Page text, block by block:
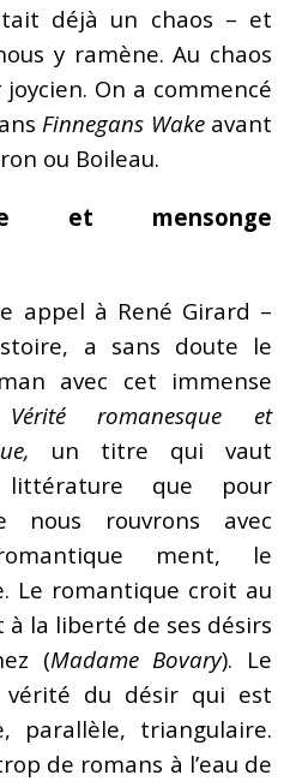
déjà un chaos – et
y ramène. Au chaos
joycien. On a commencé
Finnegans Wakeavant
ou Boileau.
et mensonge
appel à René Girard –
a sans doute le
avec cet immense
romanesque et
un titre qui vaut
que pour
nous rouvrons avec
ment, le
Le romantique croit au
la liberté de ses désirs
(Madame Bovary). Le
vérité du désir qui est
parallèle, triangulaire.
de romans à l’eau de